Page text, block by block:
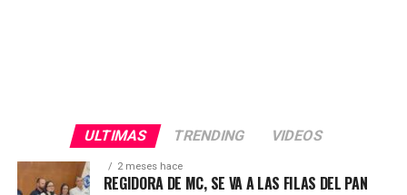
ULTIMAS TRENDING VIDEOS
2 meses hace
REGIDORA DE MC, SE VA A LAS FILAS DEL PAN